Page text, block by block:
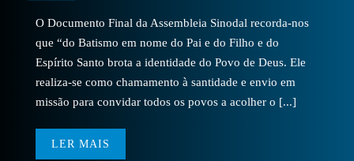
O Documento Final da Assembleia Sinodal recorda-nos
que “do Batismo em nome do Pai e do Filho e do
Espírito Santo brota a identidade do Povo de Deus. Ele
realiza-se como chamamento à santidade e envio em
missão para convidar todos os povos a acolher o [...]
LER MAIS